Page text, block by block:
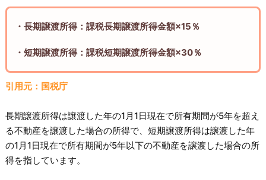
・長期譲渡所得：課税長期譲渡所得金額×15％
・短期譲渡所得：課税短期譲渡所得金額×30％
引用元：国税庁
長期譲渡所得は譲渡した年の1月1日現在で所有期間が5年を超え
る不動産を譲渡した場合の所得で、短期譲渡所得は譲渡した年
の1月1日現在で所有期間が5年以下の不動産を譲渡した場合の所
得を指しています。